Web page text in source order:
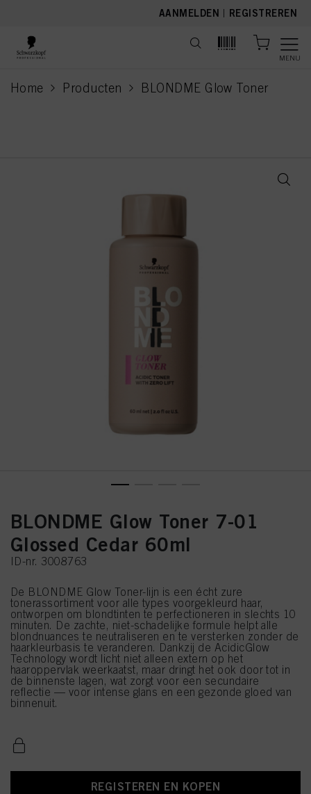
AANMELDEN | REGISTREREN
MENU
Home Producten BLONDME Glow Toner
current page
BLONDME Glow Toner 7-01
Glossed Cedar 60ml
ID-nr. 3008763
De BLONDME Glow Toner-lijn is een écht zure
tonerassortiment voor alle types voorgekleurd haar,
ontworpen om blondtinten te perfectioneren in slechts 10
minuten. De zachte, niet-schadelijke formule helpt alle
blondnuances te neutraliseren en te versterken zonder de
haarkleurbasis te veranderen. Dankzij de AcidicGlow
Technology wordt licht niet alleen extern op het
haaroppervlak weerkaatst, maar dringt het ook door tot in
de binnenste lagen, wat zorgt voor een secundaire
reflectie — voor intense glans en een gezonde gloed van
binnenuit.
REGISTEREN EN KOPEN